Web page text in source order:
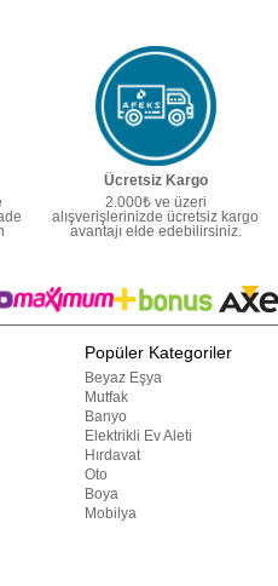
Ücretsiz Kargo
2.000₺ ve üzeri
alışverişlerinizde ücretsiz kargo
avantajı elde edebilirsiniz.
Popüler Kategoriler
Beyaz Eşya
Mutfak
Banyo
Elektrikli Ev Aleti
Hırdavat
Oto
Boya
Mobilya